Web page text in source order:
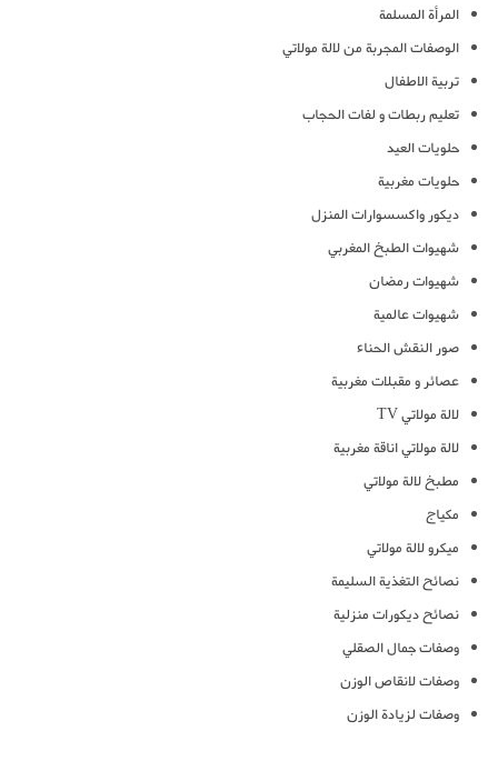
المرأة المسلمة
الوصفات المجربة من لالة مولاتي
تربية الاطفال
تعليم ربطات و لفات الحجاب
حلويات العيد
حلويات مغربية
ديكور واكسسوارات المنزل
شهيوات الطبخ المغربي
شهيوات رمضان
شهيوات عالمية
صور النقش الحناء
عصائر و مقبلات مغربية
لالة مولاتي TV
لالة مولاتي اناقة مغربية
مطبخ لالة مولاتي
مكياج
ميكرو لالة مولاتي
نصائح التغذية السليمة
نصائح ديكورات منزلية
وصفات جمال الصقلي
وصفات لانقاص الوزن
وصفات لزيادة الوزن